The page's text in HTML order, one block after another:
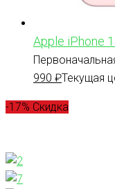
Apple iPhone
990 ₽Текущая
-17% Скидка